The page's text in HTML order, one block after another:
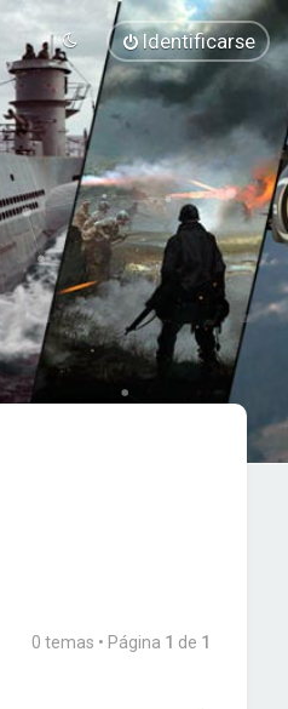
Identificarse
0 temas • Página 1 de 1